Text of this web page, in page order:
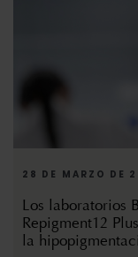
28 DE MARZO DE
Los laboratorios
Repigment12
la